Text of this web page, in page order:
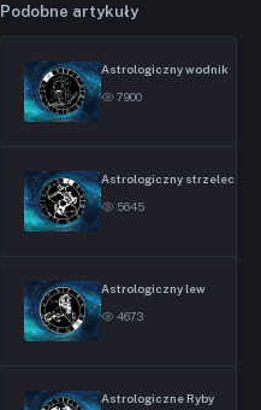
Podobne artykuły
Astrologiczny wodnik
7900
Astrologiczny strzelec
5645
Astrologiczny lew
4673
Astrologiczne Ryby